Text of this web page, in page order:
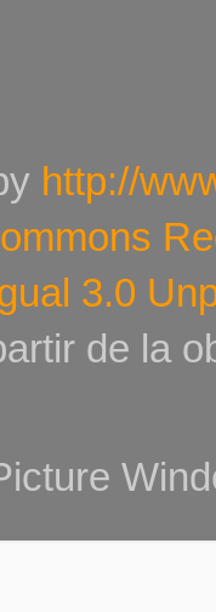
http://
3.0
de la